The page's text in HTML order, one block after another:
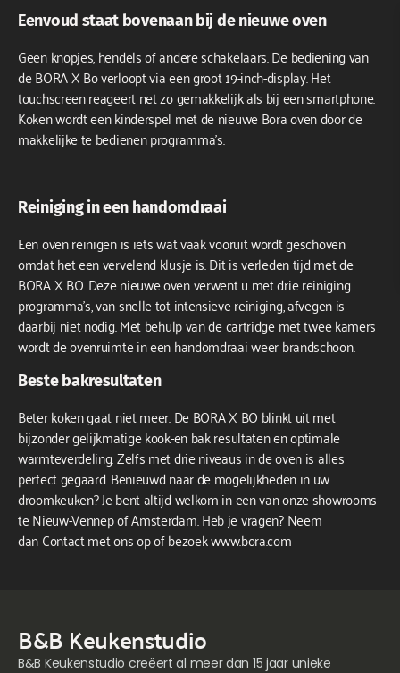
Eenvoud staat bovenaan bij de nieuwe oven
Geen knopjes, hendels of andere schakelaars. De bediening van
de BORA X Bo verloopt via een groot 19-inch-display. Het
touchscreen reageert net zo gemakkelijk als bij een smartphone.
Koken wordt een kinderspel met de nieuwe Bora oven door de
makkelijke te bedienen programma’s.
Reiniging in een handomdraai
Een oven reinigen is iets wat vaak vooruit wordt geschoven
omdat het een vervelend klusje is. Dit is verleden tijd met de
BORA X BO. Deze nieuwe oven verwent u met drie reiniging
programma’s, van snelle tot intensieve reiniging, afvegen is
daarbij niet nodig. Met behulp van de cartridge met twee kamers
wordt de ovenruimte in een handomdraai weer brandschoon.
Beste bakresultaten
Beter koken gaat niet meer. De BORA X BO blinkt uit met
bijzonder gelijkmatige kook-en bak resultaten en optimale
warmteverdeling. Zelfs met drie niveaus in de oven is alles
perfect gegaard. Benieuwd naar de mogelijkheden in uw
droomkeuken? Je bent altijd welkom in een van onze showrooms
te Nieuw-Vennep of Amsterdam. Heb je vragen? Neem
danContactmet ons op of bezoek www.bora.com
B&B Keukenstudio
B&B Keukenstudio creëert al meer dan 15 jaar unieke